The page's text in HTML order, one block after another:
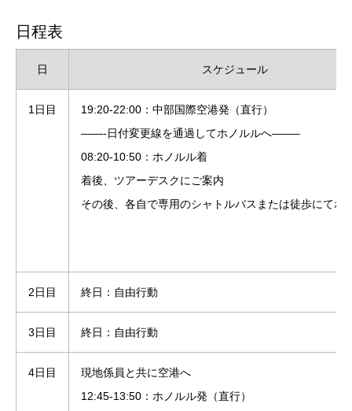
日程表
日 スケジュール
1日目 19:20-22:00：中部国際空港発 （直行）
——-日付変更線を通過してホノルルへ——–
08:20-10:50：ホノルル着
着後、ツアーデスクにご案内
その後、各自で専用のシャトルバスまたは徒歩にてホ
2日目 終日：自由行動
3日目 終日：自由行動
4日目
現地係員と共に空港へ
12:45-13:50：ホノルル発 （直行）